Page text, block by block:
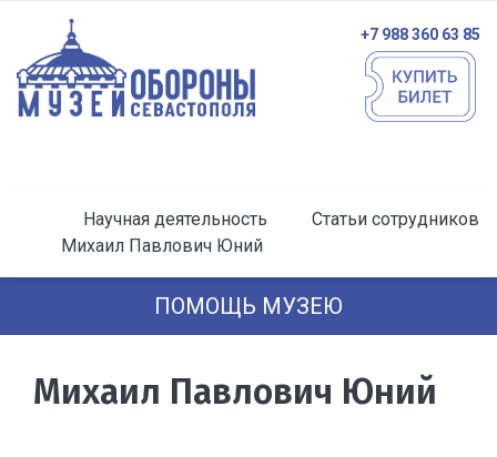
+7 988 360 63 85
Научная деятельность
Статьи сотрудников
Михаил Павлович Юний
ПОМОЩЬ МУЗЕЮ
Михаил Павлович Юний